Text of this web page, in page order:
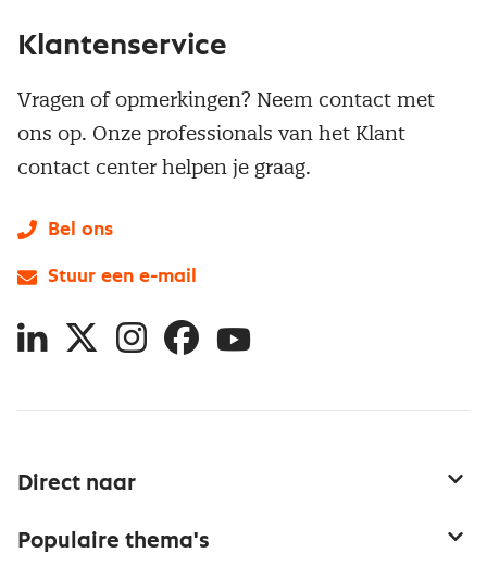
Direct naar
Populaire thema's
Klantenservice
Vragen of opmerkingen? Neem contact met
ons op. Onze professionals van het Klant
contact center helpen je graag.
Bel ons
Stuur een e-mail
LinkedIn
X InstagramFacebookYouTube